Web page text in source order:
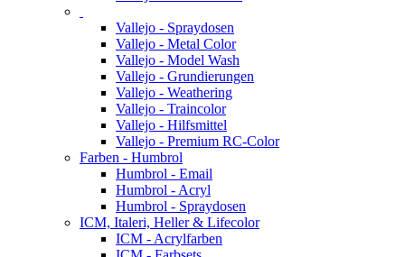
Vallejo - Spraydosen
Vallejo - Metal Color
Vallejo - Model Wash
Vallejo - Grundierungen
Vallejo - Weathering
Vallejo - Traincolor
Vallejo - Hilfsmittel
Vallejo - Premium RC-Color
Farben - Humbrol
Humbrol - Email
Humbrol - Acryl
Humbrol - Spraydosen
ICM, Italeri, Heller & Lifecolor
ICM - Acrylfarben